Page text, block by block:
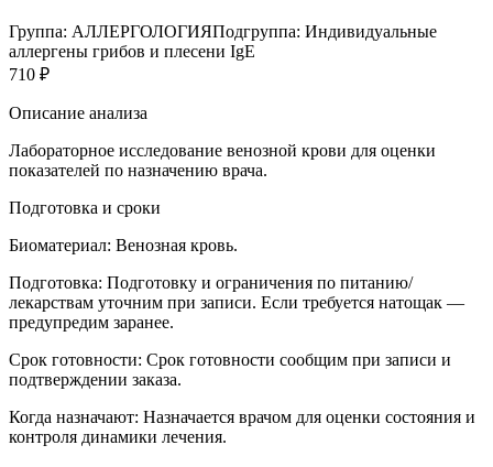
Группа: АЛЛЕРГОЛОГИЯПодгруппа: Индивидуальные
аллергены грибов и плесени IgE
710 ₽
Описание анализа
Лабораторное исследование венозной крови для оценки
показателей по назначению врача.
Подготовка и сроки
Биоматериал: Венозная кровь.
Подготовка: Подготовку и ограничения по питанию/
лекарствам уточним при записи. Если требуется натощак —
предупредим заранее.
Срок готовности: Срок готовности сообщим при записи и
подтверждении заказа.
Когда назначают: Назначается врачом для оценки состояния и
контроля динамики лечения.